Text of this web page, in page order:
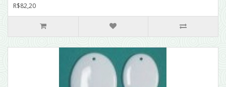
R$82,20